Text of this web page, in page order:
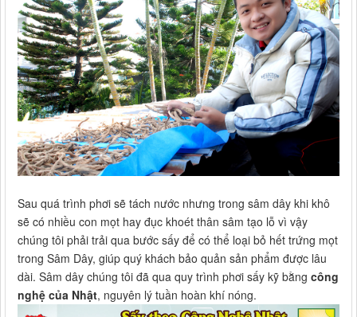
Sau quá trình phơi sẽ tách nước nhưng trong sâm dây khi khô
sẽ có nhiều con mọt hay đục khoét thân sâm tạo lỗ vì vậy
chúng tôi phải trải qua bước sấy để có thể loại bỏ hết trứng mọt
trong Sâm Dây, giúp quý khách bảo quản sản phẩm được lâu
dài. Sâm dây chúng tôi đã qua quy trình phơi sấy kỹ bằng công
nghệ của Nhật, nguyên lý tuần hoàn khí nóng.